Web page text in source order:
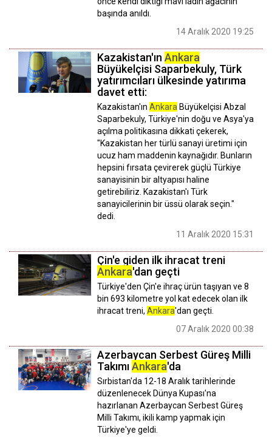
başında anıldı.
14 Aralık 2020 19:25
Kazakistan'ın Ankara
Büyükelçisi Saparbekuly, Türk
yatırımcıları ülkesinde yatırıma
davet etti:
Kazakistan'ın Ankara Büyükelçisi Abzal
Saparbekuly, Türkiye'nin doğu ve Asya'ya
açılma politikasına dikkati çekerek,
"Kazakistan her türlü sanayi üretimi için
ucuz ham maddenin kaynağıdır. Bunların
hepsini fırsata çevirerek güçlü Türkiye
sanayisinin bir altyapısı haline
getirebiliriz. Kazakistan'ı Türk
sanayicilerinin bir üssü olarak seçin."
dedi.
11 Aralık 2020 15:31
Çin'e giden ilk ihracat treni
Ankara'dan geçti
Türkiye'den Çin'e ihraç ürün taşıyan ve 8
bin 693 kilometre yol kat edecek olan ilk
ihracat treni, Ankara'dan geçti.
07 Aralık 2020 00:38
Azerbaycan Serbest Güreş Milli
TakımıAnkara'da
Sırbistan'da 12-18 Aralık tarihlerinde
düzenlenecek Dünya Kupası'na
hazırlanan Azerbaycan Serbest Güreş
Milli Takımı, ikili kamp yapmak için
Türkiye'ye geldi.